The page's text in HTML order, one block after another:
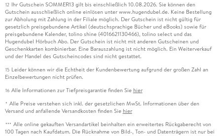
12 Ihr Gutschein SOMMER13 gilt bis einschließlich 10.08.2026. Sie können den
Gutschein ausschließlich online einlösen unter www.hugendubel.de. Keine Bestellung
zur Abholung mit Zahlung in der Filiale möglich. Der Gutschein ist nicht gültig für
gesetzlich preisgebundene Artikel (deutschsprachige Bücher und eBooks) sowie für
preisgebundene Kalender, tolino shine (4016621130466), tolino select und das
Hugendubel Hörbuch Abo. Der Gutschein ist nicht mit anderen Gutscheinen und
Geschenkkarten kombinierbar. Eine Barauszahlung ist nicht möglich. Ein Weiterverkauf
und der Handel des Gutscheincodes sind nicht gestattet.
15 Leider können wir die Echtheit der Kundenbewertung aufgrund der großen Zahl an
Einzelbewertungen nicht prüfen.
16 Alle Informationen zur Tiefpreisgarantie finden Sie hier
* Alle Preise verstehen sich inkl. der gesetzlichen MwSt. Informationen über den
Versand und anfallende Versandkosten finden Sie hier
*** Alle online gekauften Versandartikel beinhalten ein erweitertes Rückgaberecht von
100 Tagen nach Kaufdatum. Die Rücknahme von Bild-, Ton- und Datenträgern ist nur bei